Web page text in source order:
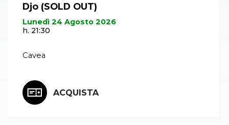
Djo (SOLD OUT)
Lunedì 24 Agosto 2026
h. 21:30
Cavea
ACQUISTA